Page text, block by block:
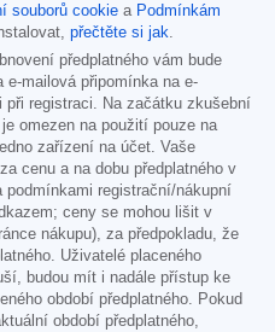
souborů cookie a Podmínkám
přečtěte si jak.
předplatného vám bude
e-mailová připomínka na e-
při registraci. Na začátku zkušební
omezen na použití pouze na
zařízení na účet. Vaše
cenu a na dobu předplatného v
registrační/nákupní
ceny se mohou lišit v
nákupu), za předpokladu, že
Uživatelé placeného
budou mít i nadále přístup ke
období předplatného. Pokud
období předplatného,